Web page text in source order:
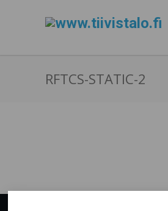
RFTCS-STATIC-2